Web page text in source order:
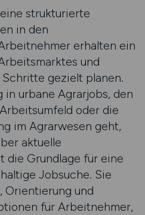
strukturierte
in den
erhalten ein
und
gezielt planen.
in urbane Agrarjobs, den
oder die
im Agrarwesen geht,
aktuelle
die Grundlage für eine
Jobsuche. Sie
und
für Arbeitnehmer,